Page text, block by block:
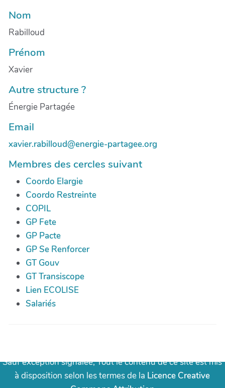
Nom
Rabilloud
Prénom
Xavier
Autre structure ?
Énergie Partagée
Email
xavier.rabilloud@energie-partagee.org
Membres des cercles suivant
Coordo Elargie
Coordo Restreinte
COPIL
GP Fete
GP Pacte
GP Se Renforcer
GT Gouv
GT Transiscope
Lien ECOLISE
Salariés
Sauf exception signalée, Tout le contenu de ce site est mis
à disposition selon les termes de la Licence Creative